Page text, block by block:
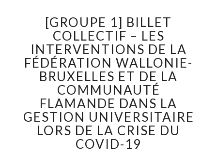
1]
BILLET
COLLECTIF
–
LES
INTERVENTIONS
DE
LA
FÉDÉRATION
WALLONIE-
BRUXELLES
ET
DE
[GROUPE 1] BILLET
COLLECTIF – LES
INTERVENTIONS DE LA
FÉDÉRATION WALLONIE-
BRUXELLES ET DE LA
COMMUNAUTÉ
FLAMANDE DANS LA
GESTION UNIVERSITAIRE
LORS DE LA CRISE DU
COVID-19